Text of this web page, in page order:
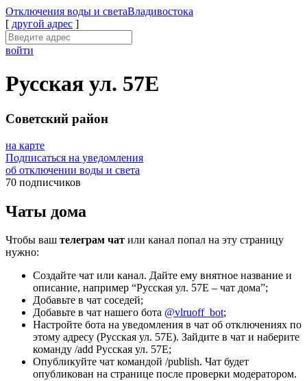
Отключения воды и светаВладивостока
[ другой адрес ]
войти
Русская ул. 57Е
Советский район
на карте
Подписаться на уведомления
об отключении воды и света
70 подписчиков
Чаты дома
Чтобы ваш телеграм чат или канал попал на эту страницу
нужно:
Создайте чат или канал. Дайте ему внятное название и
описание, например “Русская ул. 57Е – чат дома”;
Добавьте в чат соседей;
Добавьте в чат нашего бота @vlruoff_bot;
Настройте бота на уведомления в чат об отключениях по
этому адресу (Русская ул. 57Е). Зайдите в чат и наберите
команду /add Русская ул. 57Е;
Опубликуйте чат командой /publish. Чат будет
опубликован на странице после проверки модератором.